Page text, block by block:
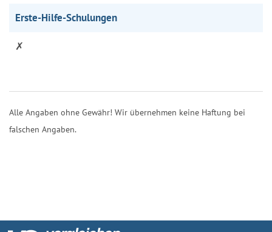
Erste-Hilfe-Schulungen
✗
Alle Angaben ohne Gewähr! Wir übernehmen keine Haftung bei
falschen Angaben.